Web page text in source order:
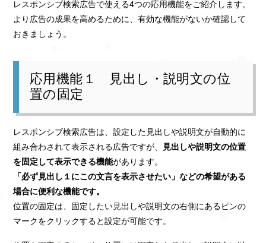
レスポンシブ検索広告で使える4つの応用機能をご紹介します。
より広告の成果を高めるために、有効な機能がないか確認して
おきましょう。
応用機能１ 見出し・説明文の位
置の固定
レスポンシブ検索広告は、設定した見出しや説明文が自動的に
組み合わされて表示される広告ですが、
見出しや説明文の位置
を固定して表示できる機能があります。
「必ず見出し１にこの文言を表示させたい」などの希望がある
場合に便利な機能です。
位置の固定は、固定したい見出しや説明文の右側にあるピンの
マークをクリックすると設定が可能です。